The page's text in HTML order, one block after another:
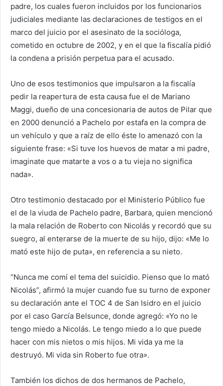
padre, los cuales fueron incluidos por los funcionarios
judiciales mediante las declaraciones de testigos en el
marco del juicio por el asesinato de la socióloga,
cometido en octubre de 2002, y en el que la fiscalía pidió
la condena a prisión perpetua para el acusado.
Uno de esos testimonios que impulsaron a la fiscalía
pedir la reapertura de esta causa fue el de Mariano
Maggi, dueño de una concesionaria de autos de Pilar que
en 2000 denunció a Pachelo por estafa en la compra de
un vehículo y que a raíz de ello éste lo amenazó con la
siguiente frase: «Si tuve los huevos de matar a mi padre,
imaginate que matarte a vos o a tu vieja no significa
nada».
Otro testimonio destacado por el Ministerio Público fue
el de la viuda de Pachelo padre, Barbara, quien mencionó
la mala relación de Roberto con Nicolás y recordó que su
suegro, al enterarse de la muerte de su hijo, dijo: «Me lo
mató este hijo de puta», en referencia a su nieto.
“Nunca me comí el tema del suicidio. Pienso que lo mató
Nicolás”, afirmó la mujer cuando fue su turno de exponer
su declaración ante el TOC 4 de San Isidro en el juicio
por el caso García Belsunce, donde agregó: «Yo no le
tengo miedo a Nicolás. Le tengo miedo a lo que puede
hacer con mis nietos o mis hijos. Mi vida ya me la
destruyó. Mi vida sin Roberto fue otra».
También los dichos de dos hermanos de Pachelo,